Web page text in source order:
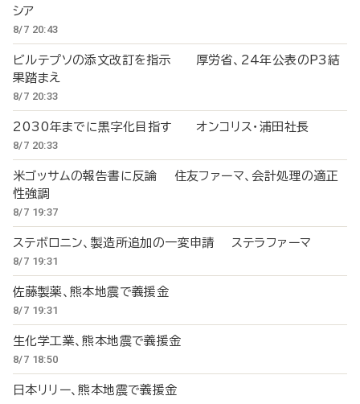
シア
8/7 20:43
ビルテプソの添文改訂を指示 厚労省、24年公表のP3結
果踏まえ
8/7 20:33
2030年までに黒字化目指す オンコリス・浦田社長
8/7 20:33
米ゴッサムの報告書に反論 住友ファーマ、会計処理の適正
性強調
8/7 19:37
ステボロニン、製造所追加の一変申請 ステラファーマ
8/7 19:31
佐藤製薬、熊本地震で義援金
8/7 19:31
生化学工業、熊本地震で義援金
8/7 18:50
日本リリー、熊本地震で義援金